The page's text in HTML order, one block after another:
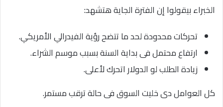
الخبراء بيقولوا إن الفترة الجاية هتشهد:
تحركات محدودة لحد ما تتضح رؤية الفيدرالي الأمريكي.
ارتفاع محتمل فى بداية السنة بسبب موسم الشراء.
زيادة الطلب لو الدولار اتحرك لأعلى.
كل العوامل دى خليت السوق فى حالة ترقب مستمر.